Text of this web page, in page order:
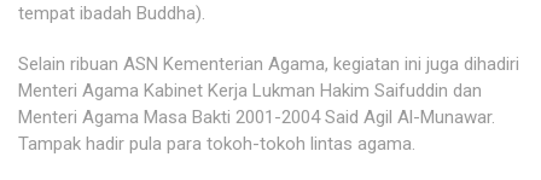
tempat ibadah Buddha).
Selain ribuan ASN Kementerian Agama, kegiatan ini juga dihadiri
Menteri Agama Kabinet Kerja Lukman Hakim Saifuddin dan
Menteri Agama Masa Bakti 2001-2004 Said Agil Al-Munawar.
Tampak hadir pula para tokoh-tokoh lintas agama.